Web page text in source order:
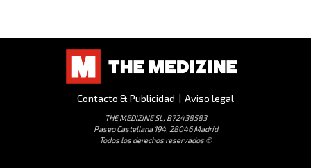
Contacto & Publicidad | Aviso legal
THE MEDIZINE SL, B72438583
Paseo Castellana 194, 28046 Madrid
Todos los derechos reservados ©